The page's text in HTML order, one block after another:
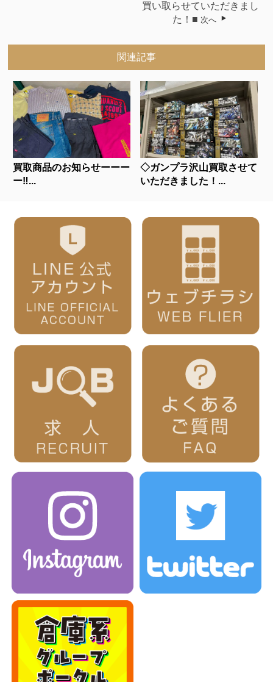
買い取らせていただきまし
た！■ 次へ
関連記事
買取商品のお知らせーーー
ー‼...
◇ガンプラ沢山買取させて
いただきました！...